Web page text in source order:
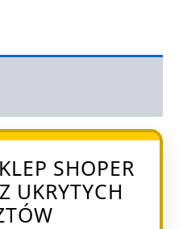
SHOPER
UKRYTYCH